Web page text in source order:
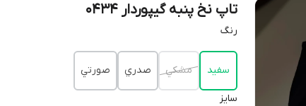
تاپ نخ پنبه گيپوردار 0434
رنگ
سفيد مشكي صدري صورتي
سايز